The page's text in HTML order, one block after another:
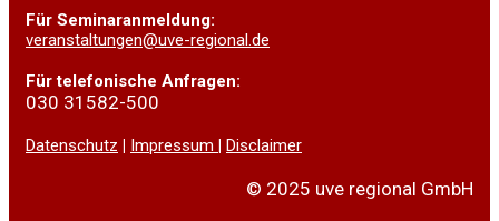
Für Seminaranmeldung:
veranstaltungen@uve-regional.de
Für telefonische Anfragen:
030 31582-500
Datenschutz | Impressum | Disclaimer
© 2025 uve regional GmbH